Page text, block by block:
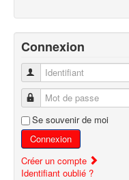
Connexion
Identifiant
Mot de passe
Se souvenir de moi
Connexion
Créer un compte
Identifiant oublié ?